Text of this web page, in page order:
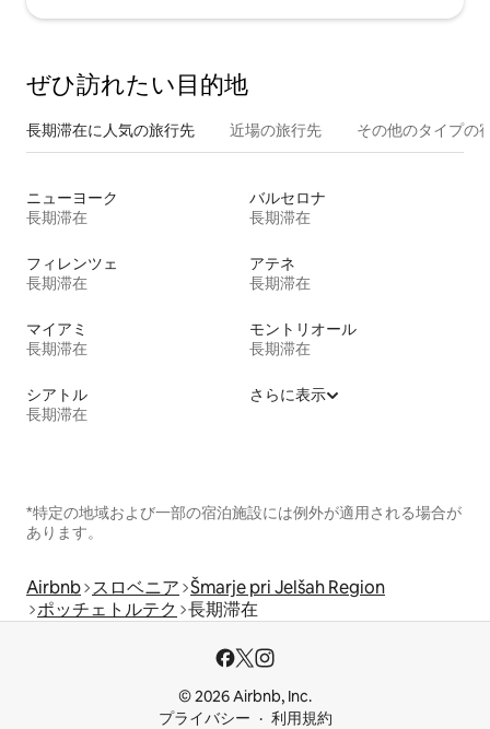
ぜひ訪⁠れ⁠た⁠い目⁠的⁠地
長期滞在に人気の旅行先 近場の旅行先 その他のタ⁠イ⁠プ⁠の
ニューヨーク
長期滞在
バルセロナ
長期滞在
フィレンツェ
長期滞在
アテネ
長期滞在
マイアミ
長期滞在
モントリオール
長期滞在
シアトル
長期滞在
さらに表示
*特定の地域および一部の宿泊施設には例外が適用される場合が
あります。
Airbnb スロベニア Šmarje pri Jelšah Region
ポッチェトルテク
長期滞在
© 2026 Airbnb, Inc.
プライバシー
利用規約